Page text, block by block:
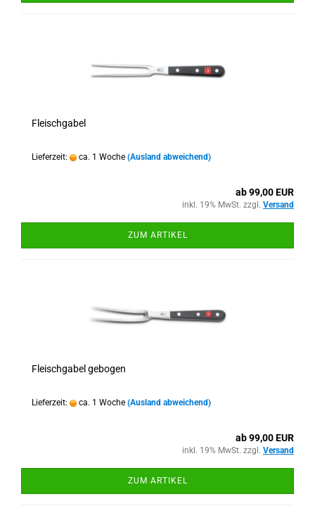
Fleischgabel
Lieferzeit: ca. 1 Woche (Ausland abweichend)
ab 99,00 EUR
inkl. 19% MwSt. zzgl. Versand
ZUM ARTIKEL
Fleischgabel gebogen
Lieferzeit: ca. 1 Woche (Ausland abweichend)
ab 99,00 EUR
inkl. 19% MwSt. zzgl. Versand
ZUM ARTIKEL